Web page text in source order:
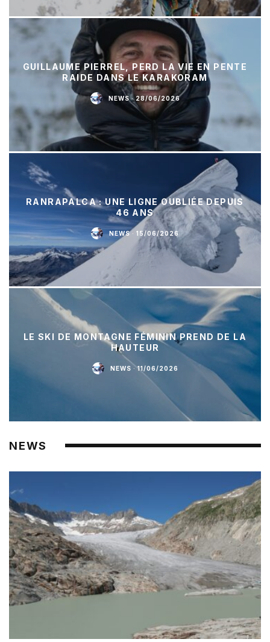
GUILLAUME PIERREL, PERD LA VIE EN PENTE
RAIDE DANS LE KARAKORAM
NEWS · 28/06/2026
RANRAPALCA : UNE LIGNE OUBLIÉE DEPUIS
46 ANS
NEWS · 15/06/2026
LE SKI DE MONTAGNE FÉMININ PREND DE LA
HAUTEUR
NEWS · 11/06/2026
NEWS